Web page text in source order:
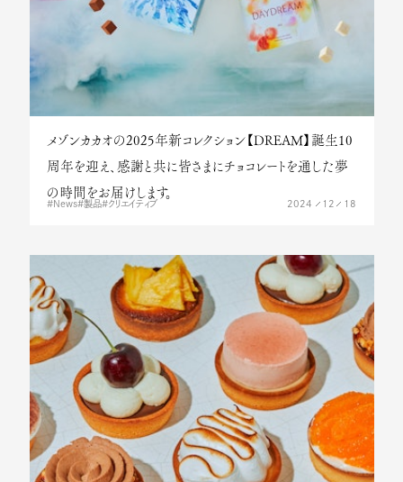
メゾンカカオの2025年新コレクション【DREAM】誕生10
周年を迎え、感謝と共に皆さまにチョコレートを通した夢
の時間をお届けします。
2024 12 18
News 製品 クリエイティブ